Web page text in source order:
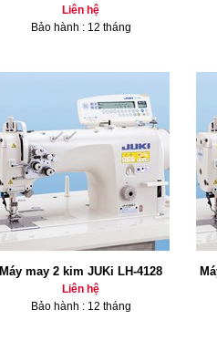
Liên hệ
Bảo hành : 12 tháng
Máy may 2 kim JUKi LH-4128
Liên hệ
Bảo hành : 12 tháng